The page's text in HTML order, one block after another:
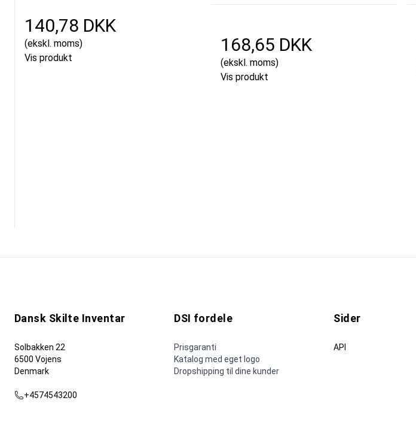
140,78 DKK
(ekskl. moms)
Vis produkt
168,65 DKK
(ekskl. moms)
Vis produkt
Dansk Skilte Inventar
Solbakken 22
6500 Vojens
Denmark
+4574543200
DSI fordele
Prisgaranti
Katalog med eget logo
Dropshipping til dine kunder
Sider
API